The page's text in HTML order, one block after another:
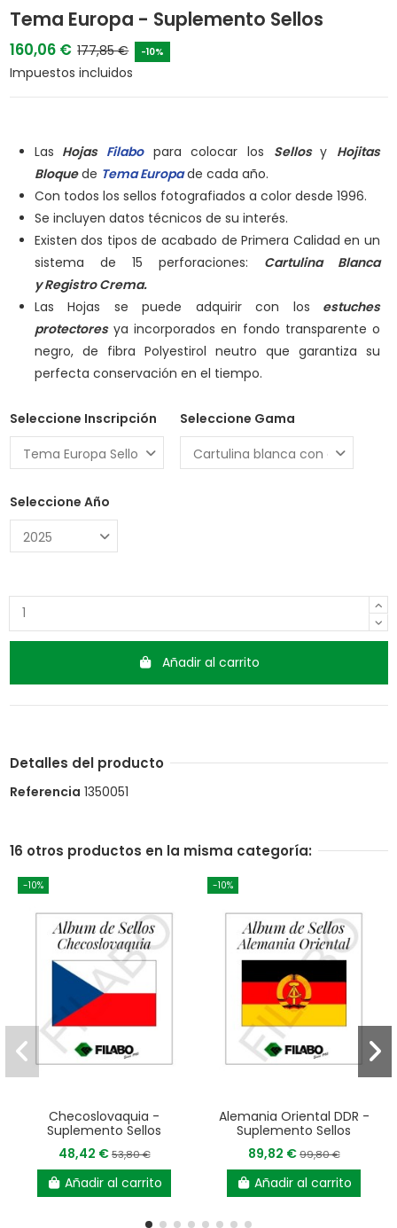
Tema Europa - Suplemento Sellos
160,06 € 177,85 € -10%
Impuestos incluidos
Las Hojas Filabo para colocar los Sellos y Hojitas
Bloquede Tema Europade cada año.
Con todos los sellos fotografiados a color desde 1996.
Se incluyen datos técnicos de su interés.
Existen dos tipos de acabado de Primera Calidad en un
sistema de 15 perforaciones: Cartulina Blanca
yRegistro Crema.
Las Hojas se puede adquirir con los estuches
protectoresya incorporados en fondo transparente o
negro, de fibra Polyestirol neutro que garantiza su
perfecta conservación en el tiempo.
Seleccione Inscripción Seleccione Gama
Seleccione Año
Añadir al carrito
Detalles del producto
Referencia 1350051
16 otros productos en la misma categoría:
-10%
Checoslovaquia -
Suplemento Sellos
48,42 €53,80 €
Añadir al carrito
-10%
Alemania Oriental DDR -
Suplemento Sellos
89,82 €99,80 €
Añadir al carrito